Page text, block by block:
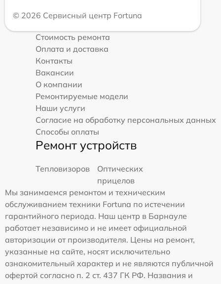
© 2026 Сервисный центр Fortuna
Стоимость ремонта
Оплата и доставка
Контакты
Вакансии
О компании
Ремонтируемые модели
Наши услуги
Согласие на обработку персональных данных
Способы оплаты
Ремонт устройств
Тепловизоров
Оптических
прицелов
Мы занимаемся ремонтом и техническим
обслуживанием техники Fortuna по истечении
гарантийного периода. Наш центр в Барнауле
работает независимо и не имеет официальной
авторизации от производителя. Цены на ремонт,
указанные на сайте, носят исключительно
ознакомительный характер и не являются публичной
офертой согласно п. 2 ст. 437 ГК РФ. Названия и